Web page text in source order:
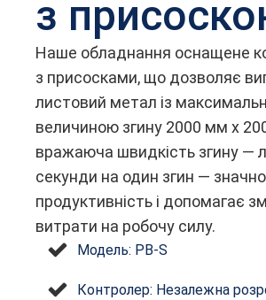
з
Наше обладнання оснащене
з присосками, що дозволяє
листовий метал із
величиною згину 2000 мм x
вражаюча швидкість згину —
секунди на один згин —
продуктивність і допомагає
витрати на робочу силу.
Модель: PB-S
Контролер: Незалежна